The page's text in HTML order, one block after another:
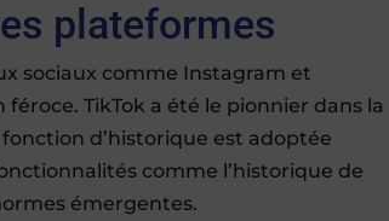
plateformes
sociaux comme Instagram et
TikTok a été le pionnier dans la
d’historique est adoptée
comme l’historique de
émergentes.